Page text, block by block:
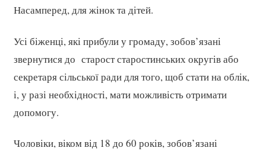
Насамперед, для жінок та дітей.
Усі біженці, які прибули у громаду, зобов’язані
звернутися до старост старостинських округів або
секретаря сільської ради для того, щоб стати на облік,
і, у разі необхідності, мати можливість отримати
допомогу.
Чоловіки, віком від 18 до 60 років, зобов’язані